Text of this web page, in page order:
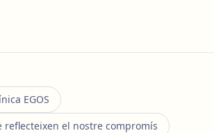
EGOS
reflecteixen el nostre compromís